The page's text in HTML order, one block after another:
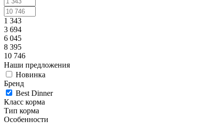
1 343
3 694
6 045
8 395
10 746
Наши предложения
Новинка
Бренд
Best Dinner
Класс корма
Тип корма
Особенности